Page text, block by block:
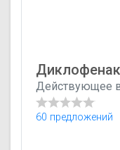
Действующее
60 предложений